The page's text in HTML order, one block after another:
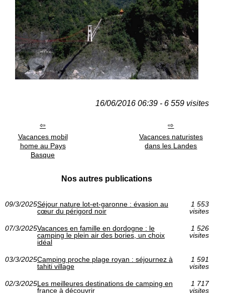
16/06/2016 06:39 - 6 559 visites
Vacances mobil
home au Pays
Basque
Vacances naturistes
dans les Landes
Nos autres publications
09/3/2025Séjour nature lot-et-garonne : évasion au
cœur du périgord noir
1 553
visites
07/3/2025Vacances en famille en dordogne : le
camping le plein air des bories, un choix
idéal
1 526
visites
03/3/2025Camping proche plage royan : séjournez à
tahiti village
1 591
visites
02/3/2025Les meilleures destinations de camping en
france à découvrir
1 717
visites